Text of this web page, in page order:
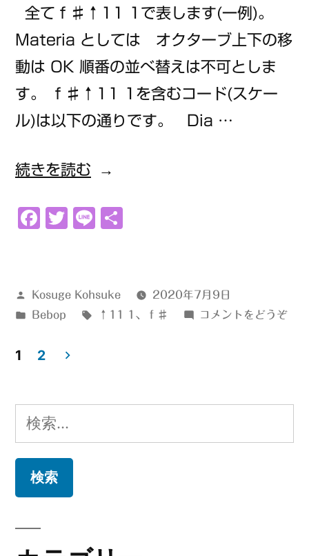
全てｆ♯↑11 1で表します(一例)。
Materia としては オクターブ上下の移
動は OK 順番の並べ替えは不可としま
す。 ｆ♯↑11 1を含むコード(スケー
ル)は以下の通りです。 Dia …
“ｆ
1”
続きを読む
Facebook
Twitter
Line
投
稿
Kosuge Kohsuke
2020年7月9日
カ
ゴ
Bebop
タ
↑11 1 、 ｆ♯ コメントをどうぞ(ｆ
の
ー
ジ
1 2
検
索: